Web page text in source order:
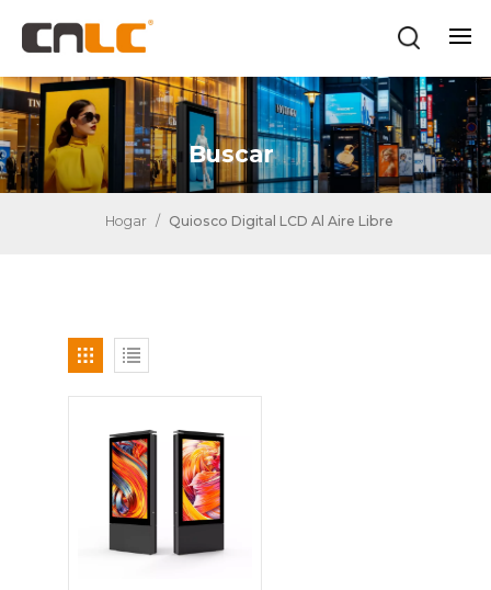
Buscar
Hogar / Quiosco Digital LCD Al Aire Libre